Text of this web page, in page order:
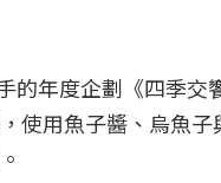
年度企劃《四季交
使用魚子醬、烏魚